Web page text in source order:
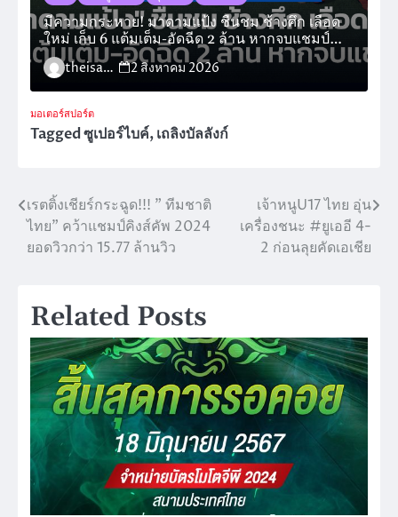
มีความกระหาย! มาดามแป้ง ชื่นชม ช้างศึก เลือด
ใหม่ เก็บ 6 แต้มเต็ม-อัดฉีด 2 ล้าน หากจบแชมป์
กลุ่ม
theisara_admin 2 สิงหาคม 2026
มอเตอร์สปอร์ต
Taggedซูเปอร์ไบค์,เถลิงบัลลังก์
แนะแนว
เรื่อง
เรตติ้งเชียร์กระฉูด!!! ” ทีมชาติ
ไทย” คว้าแชมป์คิงส์คัพ 2024
ยอดวิวกว่า 15.77 ล้านวิว
เจ้าหนูU17 ไทย อุ่น
เครื่องชนะ #ยูเออี 4-
2 ก่อนลุยคัดเอเชีย
Related Posts